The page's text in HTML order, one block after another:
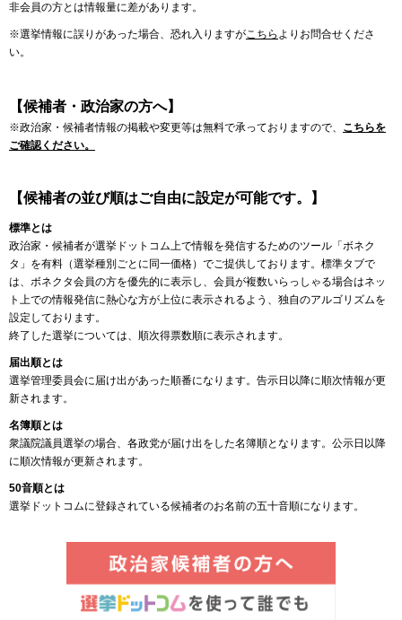
非会員の方とは情報量に差があります。
※選挙情報に誤りがあった場合、恐れ入りますがこちら よりお問合せくださ
い。
【候補者・政治家の方へ】
※政治家・候補者情報の掲載や変更等は無料で承っておりますので、 こちらを
ご確認ください。
【候補者の並び順はご自由に設定が可能です。】
標準とは
政治家・候補者が選挙ドットコム上で情報を発信するためのツール「ボネク
タ」を有料（選挙種別ごとに同一価格）でご提供しております。標準タブで
は、ボネクタ会員の方を優先的に表示し、会員が複数いらっしゃる場合はネッ
ト上での情報発信に熱心な方が上位に表示されるよう、独自のアルゴリズムを
設定しております。
終了した選挙については、順次得票数順に表示されます。
届出順とは
選挙管理委員会に届け出があった順番になります。告示日以降に順次情報が更
新されます。
名簿順とは
衆議院議員選挙の場合、各政党が届け出をした名簿順となります。公示日以降
に順次情報が更新されます。
50音順とは
選挙ドットコムに登録されている候補者のお名前の五十音順になります。